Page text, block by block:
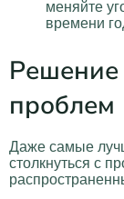
меняйте
времени
Решение
проблем
Даже самые
столкнуться с